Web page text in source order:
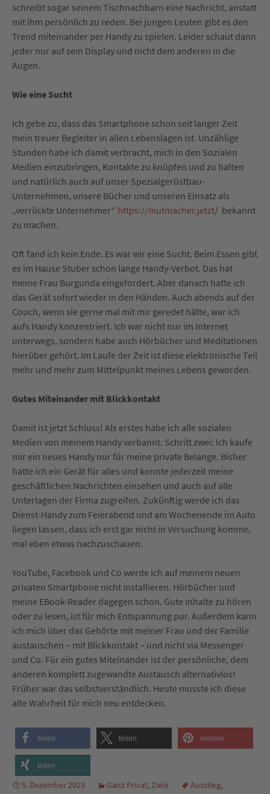
schreibt sogar seinem Tischnachbarn eine Nachricht, anstatt
mit ihm persönlich zu reden. Bei jungen Leuten gibt es den
Trend miteinander per Handy zu spielen. Leider schaut dann
jeder nur auf sein Display und nicht dem anderen in die
Augen.
Wie eine Sucht
Ich gebe zu, dass das Smartphone schon seit langer Zeit
mein treuer Begleiter in allen Lebenslagen ist. Unzählige
Stunden habe ich damit verbracht, mich in den Sozialen
Medien einzubringen, Kontakte zu knüpfen und zu halten
und natürlich auch auf unser Spezialgerüstbau-
Unternehmen, unsere Bücher und unseren Einsatz als
„verrückte Unternehmer“ https://mutmacher.jetzt/ bekannt
zu machen.
Oft fand ich kein Ende. Es war wir eine Sucht. Beim Essen gibt
es im Hause Stuber schon lange Handy-Verbot. Das hat
meine Frau Burgunda eingefordert. Aber danach hatte ich
das Gerät sofort wieder in den Händen. Auch abends auf der
Couch, wenn sie gerne mal mit mir geredet hätte, war ich
aufs Handy konzentriert. Ich war nicht nur im Internet
unterwegs, sondern habe auch Hörbücher und Meditationen
hierüber gehört. Im Laufe der Zeit ist diese elektronische Teil
mehr und mehr zum Mittelpunkt meines Lebens geworden.
Gutes Miteinander mit Blickkontakt
Damit ist jetzt Schluss! Als erstes habe ich alle sozialen
Medien von meinem Handy verbannt. Schritt zwei: Ich kaufe
mir ein neues Handy nur für meine private Belange. Bisher
hatte ich ein Gerät für alles und konnte jederzeit meine
geschäftlichen Nachrichten einsehen und auch auf alle
Unterlagen der Firma zugreifen. Zukünftig werde ich das
Dienst-Handy zum Feierabend und am Wochenende im Auto
liegen lassen, dass ich erst gar nicht in Versuchung komme,
mal eben etwas nachzuschauen.
YouTube, Facebook und Co werde ich auf meinem neuen
privaten Smartphone nicht installieren. Hörbücher und
meine EBook-Reader dagegen schon. Gute Inhalte zu hören
oder zu lesen, ist für mich Entspannung pur. Außerdem kann
ich mich über das Gehörte mit meiner Frau und der Familie
austauschen – mit Blickkontakt – und nicht via Messenger
und Co. Für ein gutes Miteinander ist der persönliche, dem
anderen komplett zugewandte Austausch alternativlos!
Früher war das selbstverständlich. Heute musste ich diese
alte Wahrheit für mich neu entdecken.
teilen teilen merken
teilen
5. Dezember 2023 Ganz Privat,Ziele Ausstieg,